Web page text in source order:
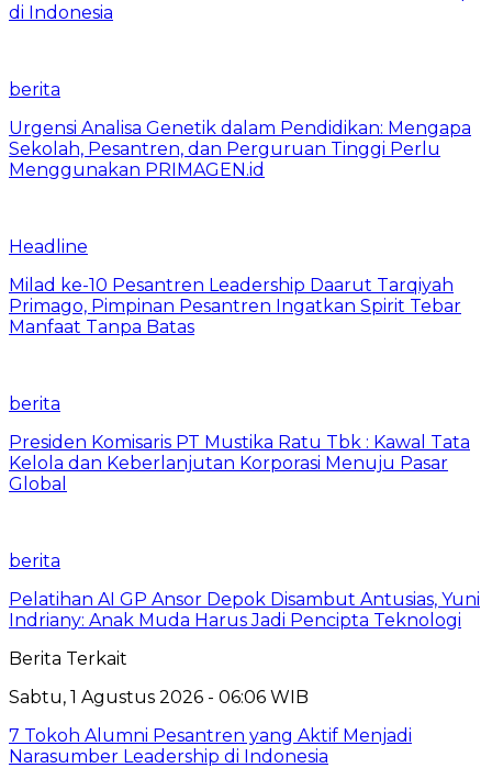
di Indonesia
berita
Urgensi Analisa Genetik dalam Pendidikan: Mengapa
Sekolah, Pesantren, dan Perguruan Tinggi Perlu
Menggunakan PRIMAGEN.id
Headline
Milad ke-10 Pesantren Leadership Daarut Tarqiyah
Primago, Pimpinan Pesantren Ingatkan Spirit Tebar
Manfaat Tanpa Batas
berita
Presiden Komisaris PT Mustika Ratu Tbk : Kawal Tata
Kelola dan Keberlanjutan Korporasi Menuju Pasar
Global
berita
Pelatihan AI GP Ansor Depok Disambut Antusias, Yuni
Indriany: Anak Muda Harus Jadi Pencipta Teknologi
Berita Terkait
Sabtu, 1 Agustus 2026 - 06:06 WIB
7 Tokoh Alumni Pesantren yang Aktif Menjadi
Narasumber Leadership di Indonesia